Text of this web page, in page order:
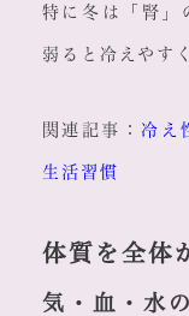
特に冬は「腎」
弱ると冷えやす
関連記事：冷え
生活習慣
体質を全体
気・血・水